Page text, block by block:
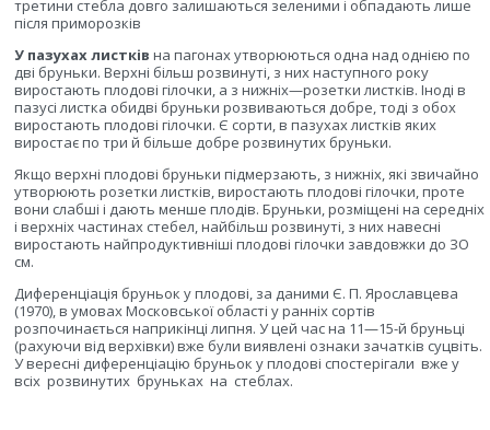
третини стебла довго залишаються зеленими і обпадають лише
після приморозків
У пазухах листків на пагонах утворюються одна над однією по
дві бруньки. Верхні більш розвинуті, з них наступного року
виростають плодові гілочки, а з нижніх—розетки листків. Іноді в
пазусі листка обидві бруньки розвиваються добре, тоді з обох
виростають плодові гілочки. Є сорти, в пазухах листків яких
виростає по три й більше добре розвинутих бруньки.
Якщо верхні плодові бруньки підмерзають, з нижніх, які звичайно
утворюють розетки листків, виростають плодові гілочки, проте
вони слабші і дають менше плодів. Бруньки, розміщені на середніх
і верхніх частинах стебел, найбільш розвинуті, з них навесні
виростають найпродуктивніші плодові гілочки завдовжки до ЗО
см.
Диференціація бруньок у плодові, за даними Є. П. Ярославцева
(1970), в умовах Московської області у ранніх сортів
розпочинається наприкінці липня. У цей час на 11—15-й бруньці
(рахуючи від верхівки) вже були виявлені ознаки зачатків суцвіть.
У вересні диференціацію бруньок у плодові спостерігали вже у
всіх розвинутих бруньках на стеблах.